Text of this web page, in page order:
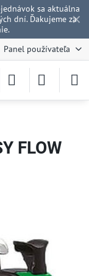
✕
sa aktuálna
dní. Ďakujeme za
Panel používateľa
FLOW